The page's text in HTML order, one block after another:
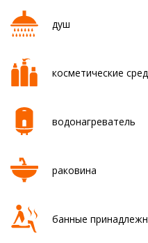
душ
косметические
водонагреватель
раковина
банные